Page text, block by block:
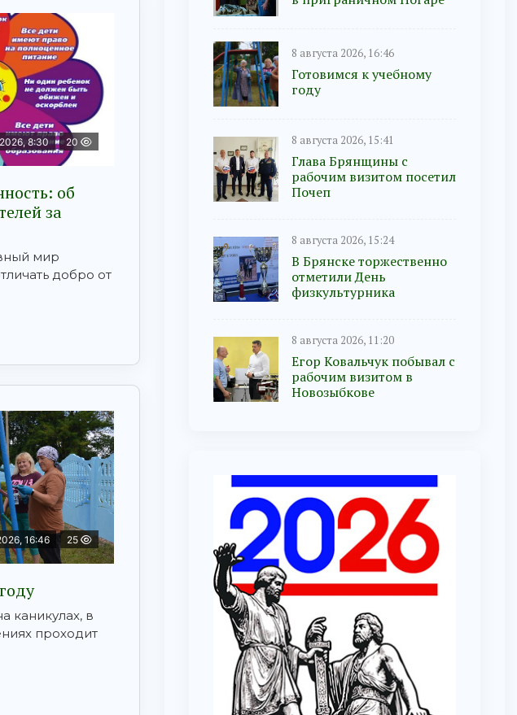
8:30 20
об
за
мир
добро от
16:46 25
каникулах, в
проходит
8 августа 2026, 16:46
Готовимся к учебному
году
8 августа 2026, 15:41
Глава Брянщины с
рабочим визитом посетил
Почеп
8 августа 2026, 15:24
В Брянске торжественно
отметили День
физкультурника
8 августа 2026, 11:20
Егор Ковальчук побывал с
рабочим визитом в
Новозыбкове